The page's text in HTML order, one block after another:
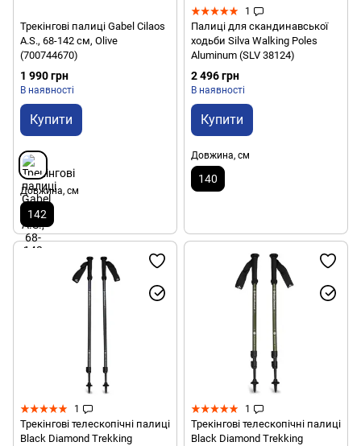
Трекінгові палиці Gabel Cilaos
A.S., 68-142 см, Olive
(700744670)
1 990 грн
В наявності
Купити
Довжина, см
142
1
Палиці для скандинавської
ходьби Silva Walking Poles
Aluminum (SLV 38124)
2 496 грн
В наявності
Купити
Довжина, см
140
1
Трекінгові телескопічні палиці
Black Diamond Trekking
1
Трекінгові телескопічні палиці
Black Diamond Trekking